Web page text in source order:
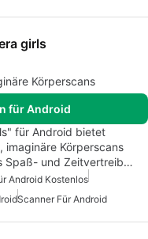
girls
Körperscans
für Android
für Android bietet
imaginäre Körperscans
Spaß- und Zeitvertreib…
Android Kostenlos
Scanner Für Android